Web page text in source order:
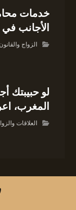
خدمات
الأجانب
الزواج والقانون
لو حبيبتك
المغرب،
العلاقات